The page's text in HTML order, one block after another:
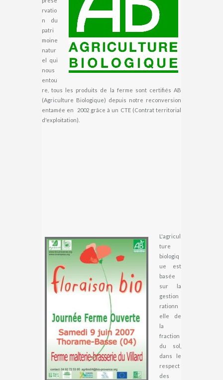
rvatio
n du
patri
moine
natur
el qui
nous
entou
re, tous les produits de la ferme sont certifiés AB
(Agriculture Biologique) depuis notre reconversion
entamée en 2002 grâce à un CTE (Contrat territorial
d'exploitation).
L'agricul
ture
biologiq
ue est
basée
sur la
gestion
rationn
elle de
la
fraction
du sol,
dans le
respect
des